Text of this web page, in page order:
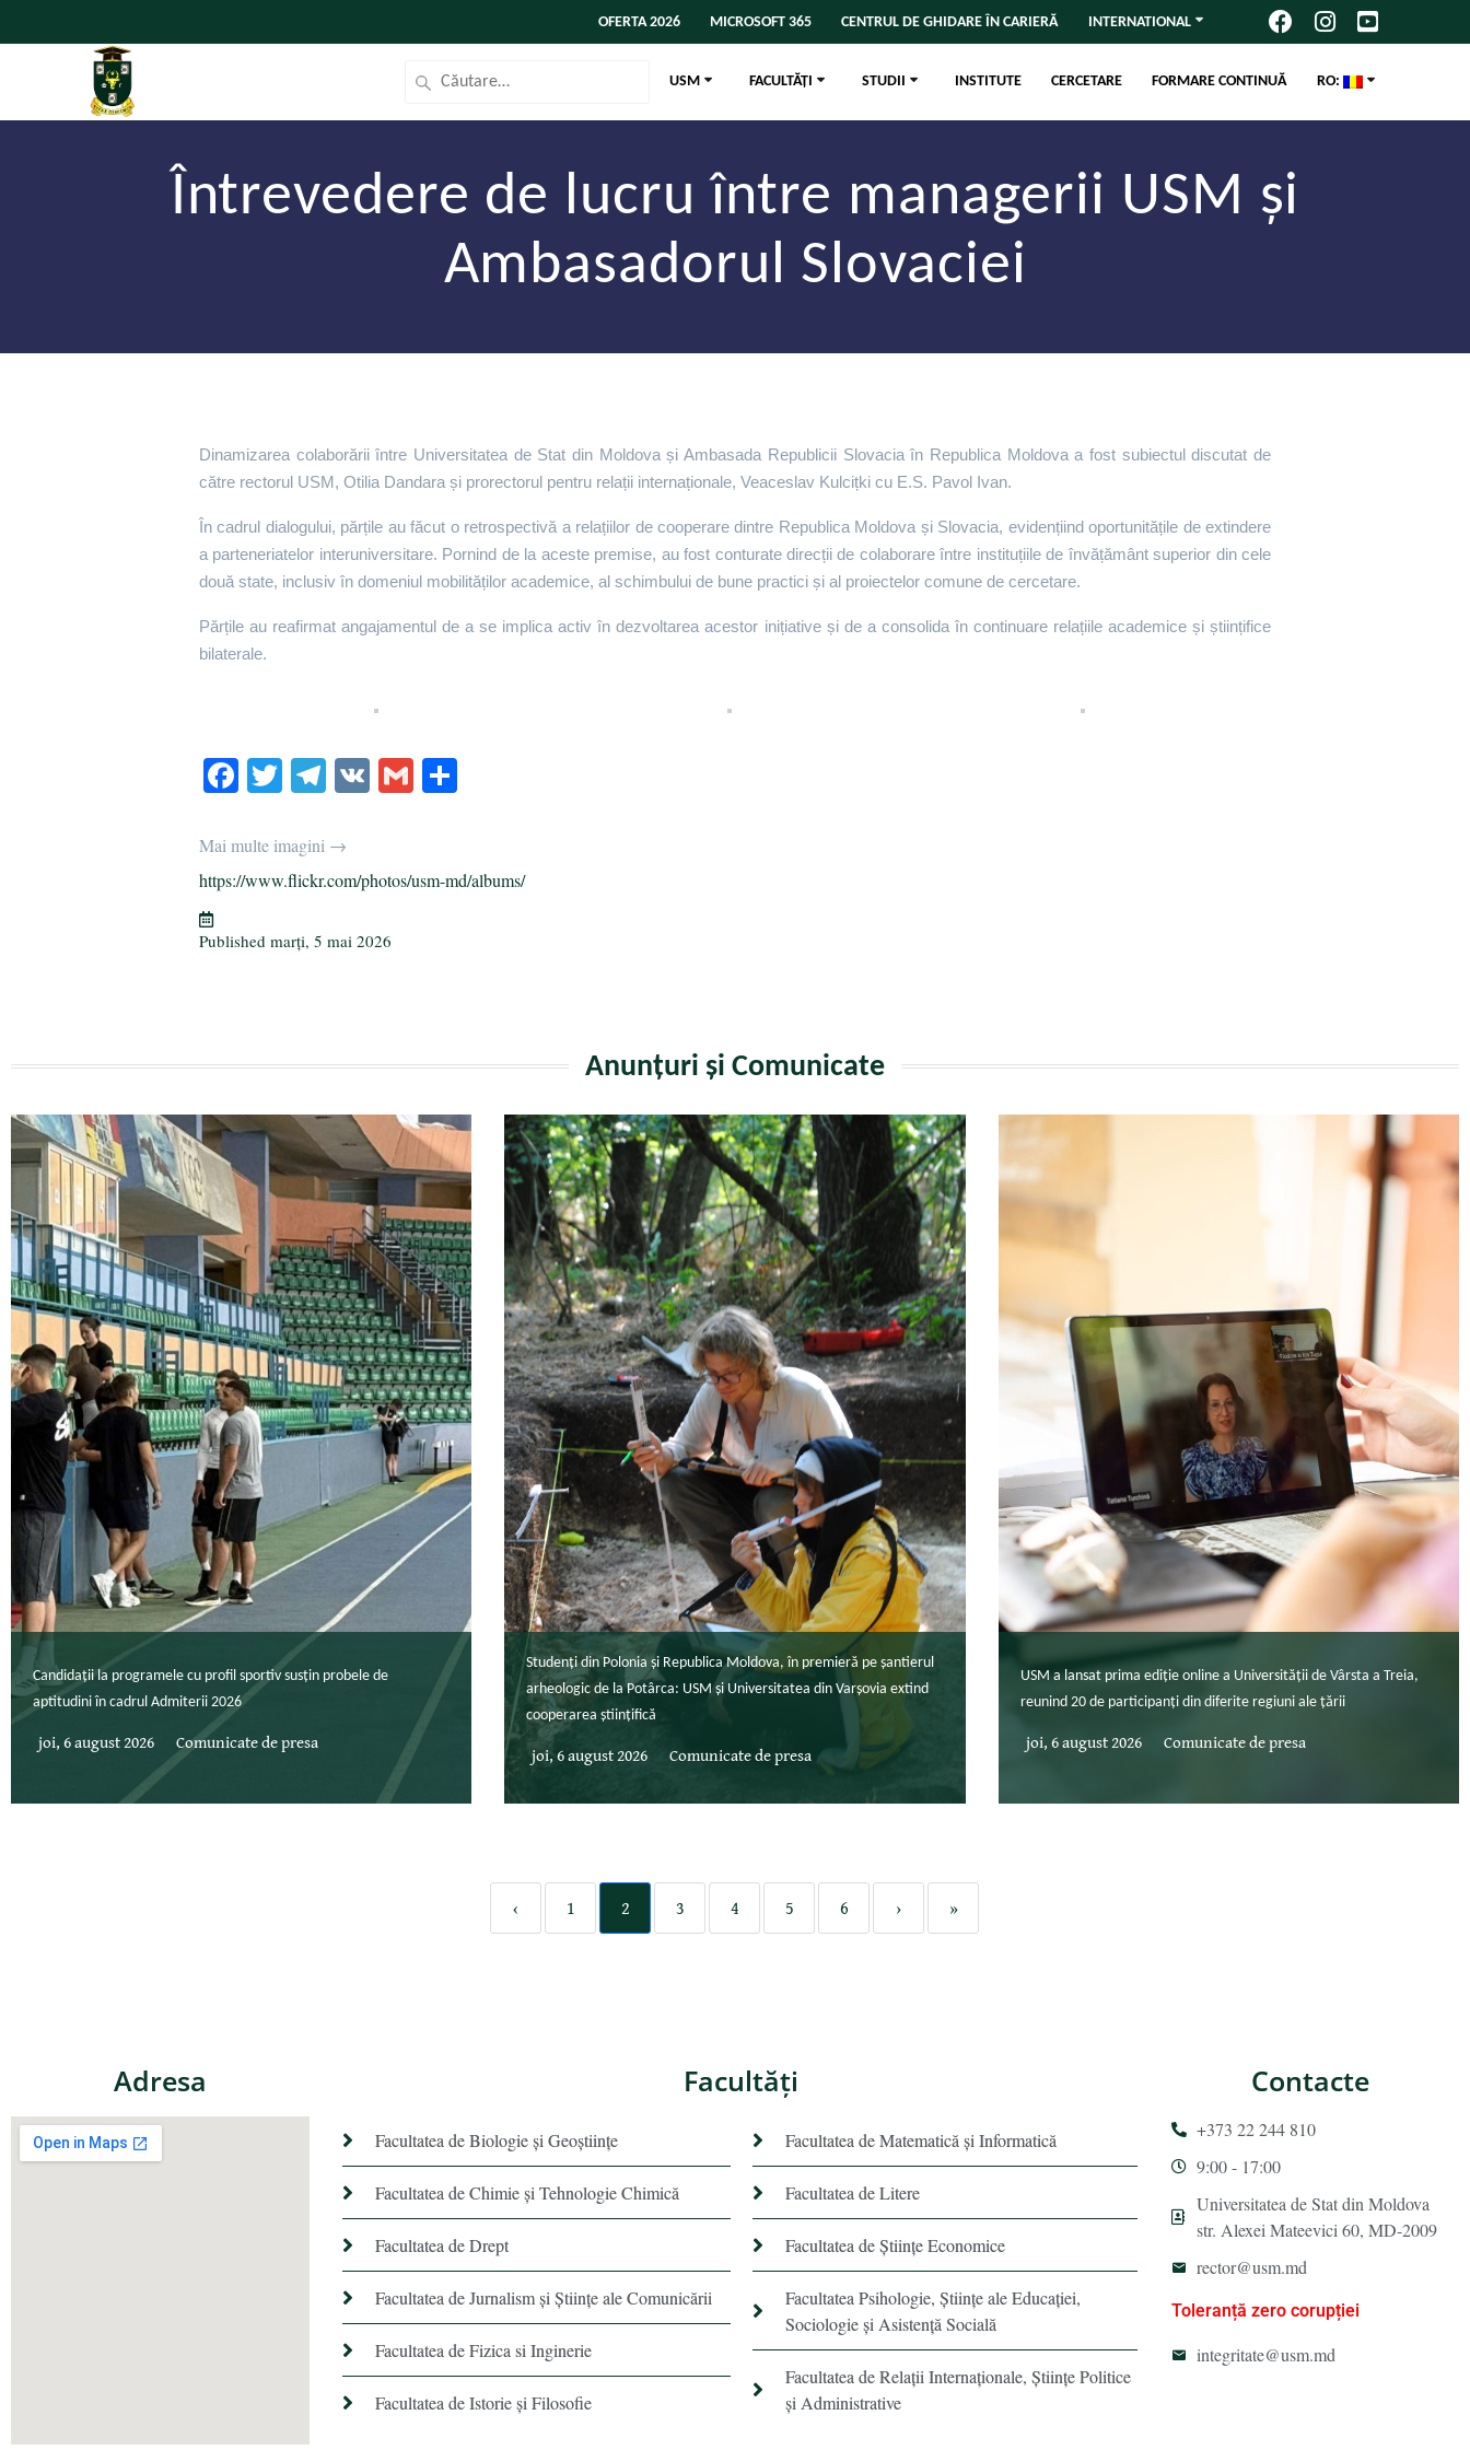
OFERTA 2026 MICROSOFT 365 CENTRUL DE GHIDARE ÎN CARIERĂ INTERNATIONAL
USM FACULTĂȚI STUDII INSTITUTE CERCETARE FORMARE CONTINUĂ RO:
Întrevedere de lucru între managerii USM și
Ambasadorul Slovaciei
Dinamizarea colaborării între Universitatea de Stat din Moldova și Ambasada Republicii Slovacia în Republica Moldova a fost subiectul discutat de
către rectorul USM, Otilia Dandara și prorectorul pentru relații internaționale, Veaceslav Kulcițki cu E.S. Pavol Ivan.
În cadrul dialogului, părțile au făcut o retrospectivă a relațiilor de cooperare dintre Republica Moldova și Slovacia, evidențiind oportunitățile de extindere
a parteneriatelor interuniversitare. Pornind de la aceste premise, au fost conturate direcții de colaborare între instituțiile de învățământ superior din cele
două state, inclusiv în domeniul mobilităților academice, al schimbului de bune practici și al proiectelor comune de cercetare.
Părțile au reafirmat angajamentul de a se implica activ în dezvoltarea acestor inițiative și de a consolida în continuare relațiile academice și științifice
bilaterale.
Fa
bo
ok
T
tte
r
Te
gr
a
V G
ea
Mai multe imagini →
https://www.flickr.com/photos/usm-md/albums/
Published marți, 5 mai 2026
Anunțuri și Comunicate
Candidații la programele cu profil sportiv susțin probele de
aptitudini în cadrul Admiterii 2026
joi, 6 august 2026 Comunicate de presa
Studenți din Polonia și Republica Moldova, în premieră pe șantierul
arheologic de la Potârca: USM și Universitatea din Varșovia extind
cooperarea științifică
joi, 6 august 2026 Comunicate de presa
USM a lansat prima ediție online a Universității de Vârsta a Treia,
reunind 20 de participanți din diferite regiuni ale țării
joi, 6 august 2026 Comunicate de presa
‹ 1 2 3 4 5 6 › »
Adresa Facultăţi
Facultatea de Biologie și Geoștiințe
Facultatea de Chimie şi Tehnologie Chimică
Facultatea de Drept
Facultatea de Jurnalism şi Ştiinţe ale Comunicării
Facultatea de Fizica si Inginerie
Facultatea de Istorie şi Filosofie
Facultatea de Matematică şi Informatică
Facultatea de Litere
Facultatea de Științe Economice
Facultatea Psihologie, Ştiinţe ale Educaţiei,
Sociologie și Asistență Socială
Facultatea de Relaţii Internaţionale, Ştiinţe Politice
şi Administrative
Contacte
+373 22 244 810
9:00 - 17:00
Universitatea de Stat din Moldova
str. Alexei Mateevici 60, MD-2009
rector@usm.md
Toleranță zero corupției
integritate@usm.md